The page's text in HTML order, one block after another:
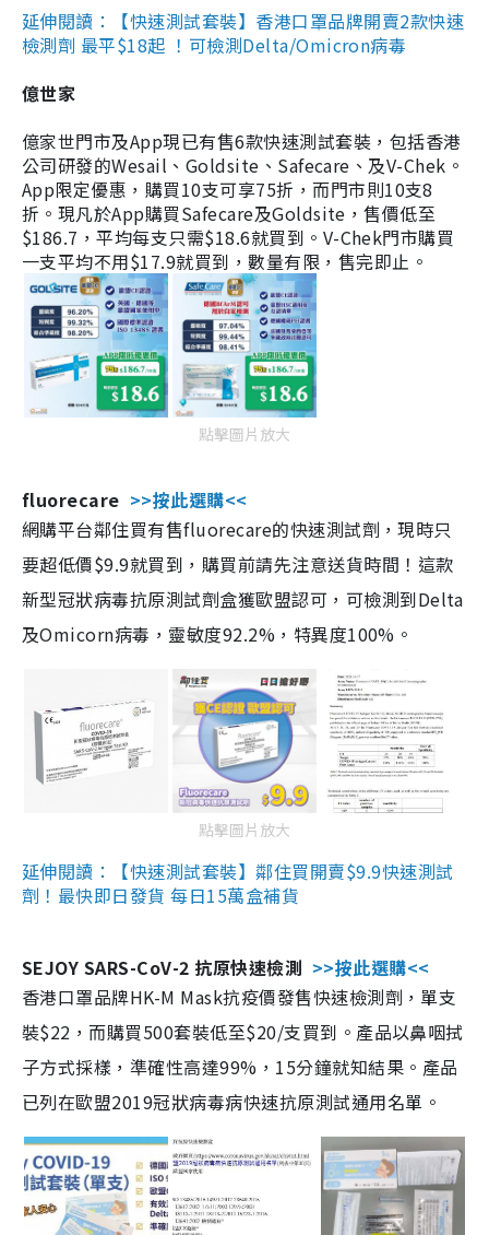
延伸閱讀：【快速測試套裝】香港口罩品牌開賣2款快速
檢測劑 最平$18起 ！可檢測Delta/Omicron病毒
億世家
億家世門市及App現已有售6款快速測試套裝，包括香港
公司研發的Wesail、Goldsite、Safecare、及V-Chek。
App限定優惠，購買10支可享75折，而門市則10支8
折。現凡於App購買Safecare及Goldsite，售價低至
$186.7，平均每支只需$18.6就買到。V-Chek門市購買
一支平均不用$17.9就買到，數量有限，售完即止。
點擊圖片放大
fluorecare >>按此選購<<
網購平台鄰住買有售fluorecare的快速測試劑，現時只
要超低價$9.9就買到，購買前請先注意送貨時間！這款
新型冠狀病毒抗原測試劑盒獲歐盟認可，可檢測到Delta
及Omicorn病毒，靈敏度92.2%，特異度100%。
點擊圖片放大
延伸閱讀：【快速測試套裝】鄰住買開賣$9.9快速測試
劑！最快即日發貨 每日15萬盒補貨
SEJOY SARS-CoV-2 抗原快速檢測 >>按此選購<<
香港口罩品牌HK-M Mask抗疫價發售快速檢測劑，單支
裝$22，而購買500套裝低至$20/支買到。產品以鼻咽拭
子方式採樣，準確性高達99%，15分鐘就知結果。產品
已列在歐盟2019冠狀病毒病快速抗原測試通用名單。